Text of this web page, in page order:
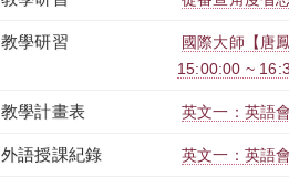
教學研習
國際大師【唐
15:00:00 ~
教學計畫表 英文一：英語
外語授課紀錄 英文一：英語